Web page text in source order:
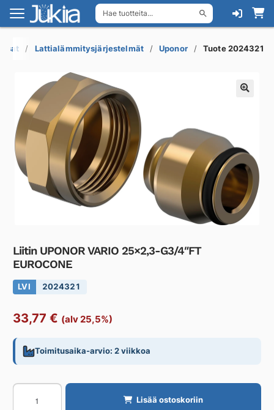
Hae tuotteita...
Siirry
navigointiin
Siirry
sisältöön
Lattialämmitysjärjestelmät Uponor Tuote 2024321
Liitin UPONOR VARIO 25×2,3-G3/4″FT
EUROCONE
LVI 2024321
33,77 € (alv 25,5%)
Toimitusaika-arvio: 2 viikkoa
Liitin
UPONOR
Lisää ostoskoriin